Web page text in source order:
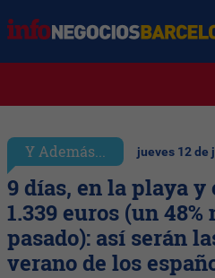
Y Además... jueves 12 de
9 días, en la playa y
1.339 euros (un
pasado): así serán
verano de los